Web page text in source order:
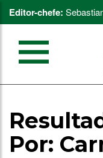
Editor-chefe:
Por: